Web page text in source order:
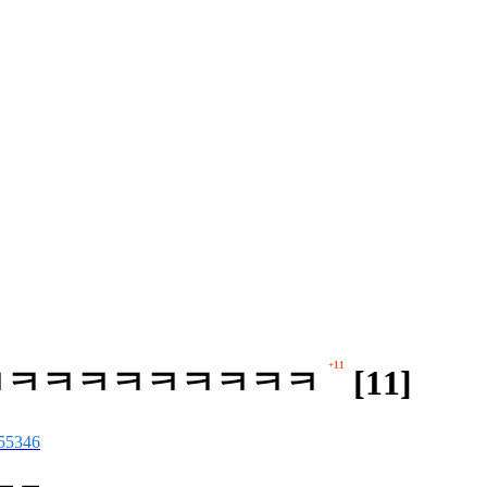
ㅋㅋㅋㅋㅋㅋㅋㅋ +11 [11]